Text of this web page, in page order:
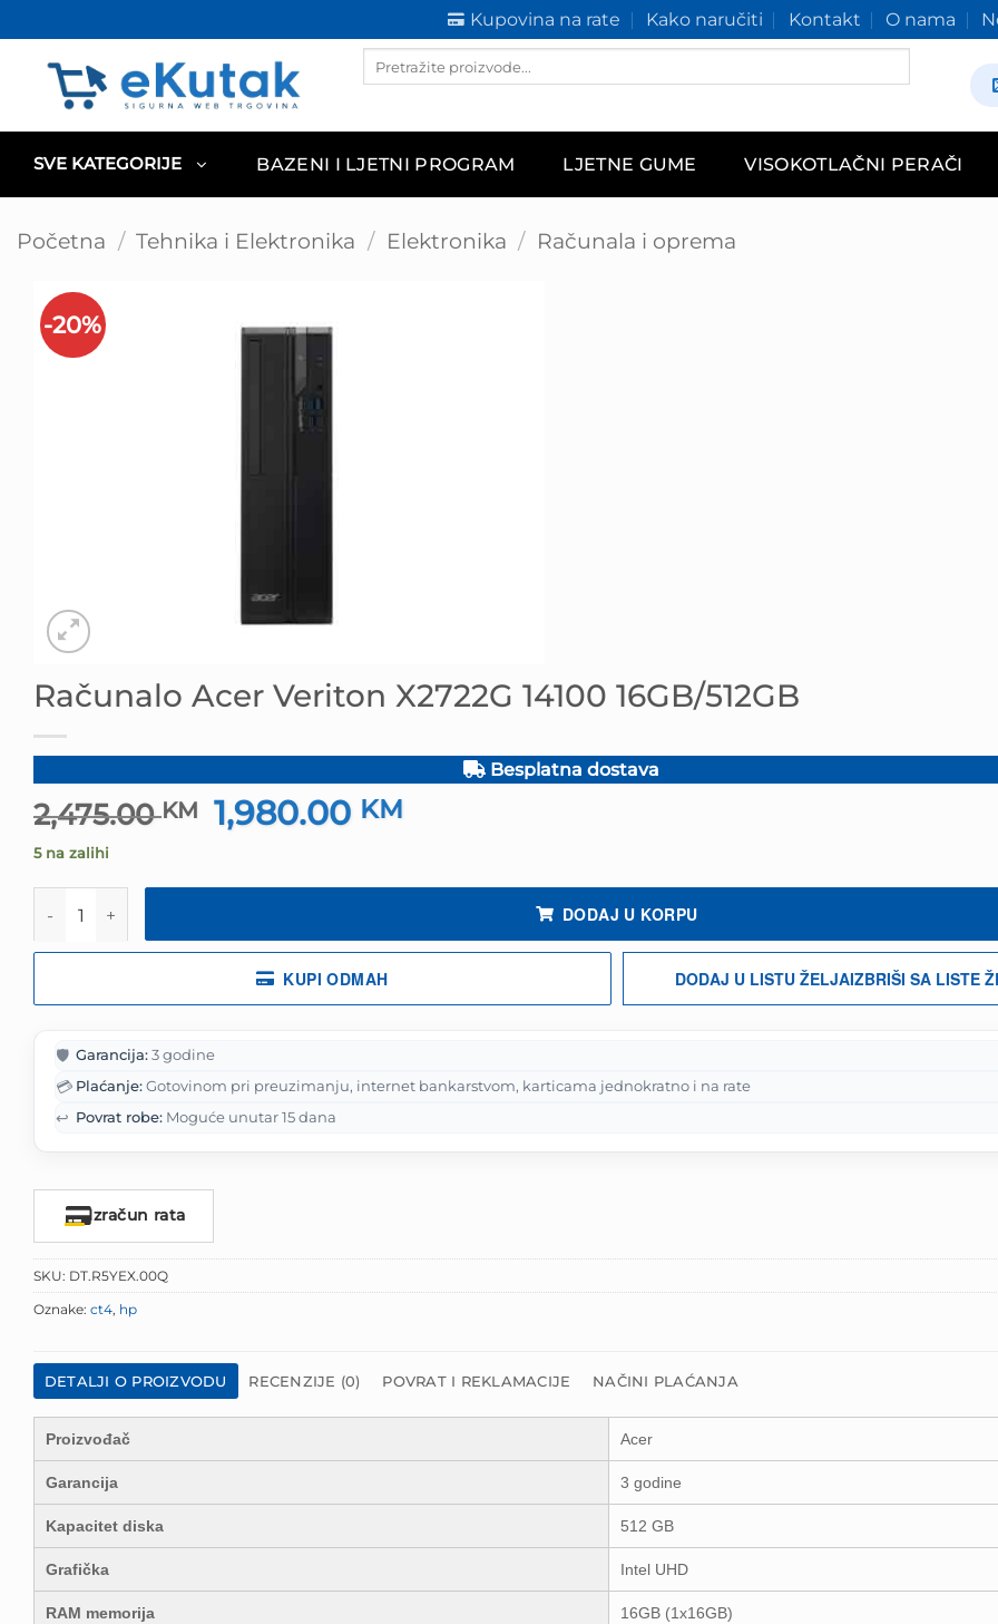
to
content
Kupovina na rate Kako naručiti Kontakt O nama
Products
SVE KATEGORIJE BAZENI I LJETNI PROGRAM LJETNE GUME VISOKOTLAČNI PERAČI
Početna / Tehnika i Elektronika / Elektronika / Računala i oprema
-20%
Računalo Acer Veriton X2722G 14100 16GB/512GB
Besplatna dostava
2,475.00KM
Izvorna
cijena
je:
1,980.00 KM
1,980.00 KM.
5 na zalihi
DODAJ U KORPU
KUPI ODMAH DODAJ U LISTU ŽELJAIZBRIŠI SA LISTE
🛡️ Garancija:3 godine
💳 Plaćanje:Gotovinom pri preuzimanju, internet bankarstvom, karticama jednokratno i na rate
↩️ Povrat robe: Moguće unutar 15 dana
Izračun rata
SKU: DT.R5YEX.00Q
Oznake: ct4, hp
DETALJI O PROIZVODU RECENZIJE (0) POVRAT I REKLAMACIJE NAČINI PLAĆANJA
Proizvođač Acer
Garancija 3 godine
Kapacitet diska 512 GB
Grafička Intel UHD
RAM memorija 16GB (1x16GB)